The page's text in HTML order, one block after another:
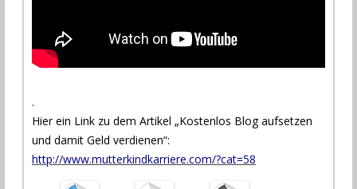
.
Hier ein Link zu dem Artikel „Kostenlos Blog aufsetzen
und damit Geld verdienen“:
http://www.mutterkindkarriere.com/?cat=58